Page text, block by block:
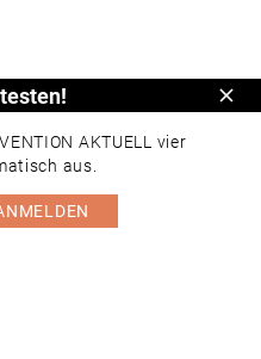
Produkt der Universum
3-5, 65189 Wiesbaden,
MAGAZIN
AKTUELL vier
aus.